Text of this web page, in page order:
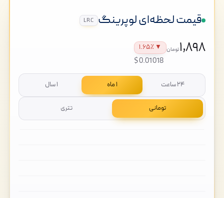
قیمت لحظه‌ای لوپرینگ LRC
۱,۸۹۸تومان ▼ ۱.۶۵٪
$0.01018
۲۴ ساعت ۱ ماه ۱ سال
تومانی تتری